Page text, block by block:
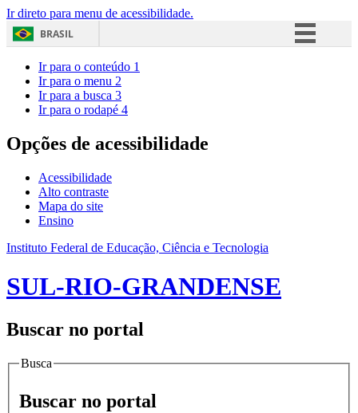
Ir direto para menu de acessibilidade.
BRASIL
Acesso à informação
Ir para o conteúdo 1
Ir para o menu 2
Ir para a busca 3
Ir para o rodapé 4
Opções de acessibilidade
Acessibilidade
Alto contraste
Mapa do site
Ensino
Instituto Federal de Educação, Ciência e Tecnologia
SUL-RIO-GRANDENSE
Buscar no portal
Busca
Buscar no portal